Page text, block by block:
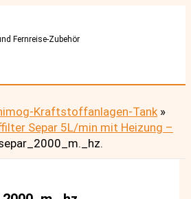
Fernreise-Zubehör
Kraftstoffanlagen-Tank»
Separ 5L/min mit Heizung –